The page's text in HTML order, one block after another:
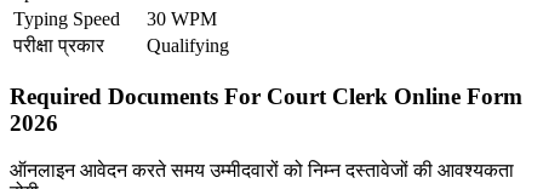
Typing Speed
30 WPM
परीक्षा प्रकार
Qualifying
Required Documents For Court Clerk Online Form
2026
ऑनलाइन आवेदन करते समय उम्मीदवारों को निम्न दस्तावेजों की आवश्यकता